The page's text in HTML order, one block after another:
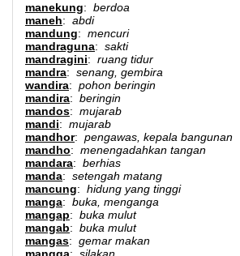
manekung: berdoa
maneh: abdi
mandung: mencuri
mandraguna: sakti
mandragini: ruang tidur
mandra: senang, gembira
wandira: pohon beringin
mandira: beringin
mandos: mujarab
mandi: mujarab
mandhor: pengawas, kepala bangunan
mandho: menengadahkan tangan
mandara: berhias
manda: setengah matang
mancung: hidung yang tinggi
manga: buka, menganga
mangap: buka mulut
mangab: buka mulut
mangas: gemar makan